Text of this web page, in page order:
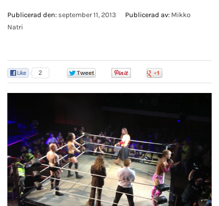
Publicerad den: september 11, 2013 Publicerad av: Mikko
Natri
2